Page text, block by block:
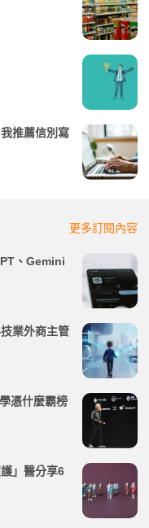
推薦信別寫
更多訂閱內容
、Gemini
業外商主管
憑什麼霸榜
」醫分享6